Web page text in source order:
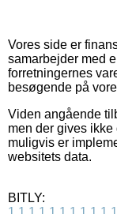
Vores side er
samarbejder med
forretningernes
besøgende på
Viden angående
men der gives
muligvis er
websitets data.
BITLY: